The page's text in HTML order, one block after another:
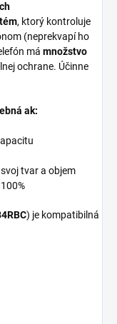
, ktorý kontroluje
(neprekvapí ho
má množstvo
ochrane. Účinne
ak:
tvar a objem
) je kompatibilná